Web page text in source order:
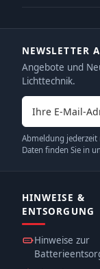
NEWSLETTER
Angebote und
Lichttechnik.
E-Mail-Adresse
Abmeldung
Daten finden Sie in
HINWEISE &
ENTSORGUNG
Hinweise zur